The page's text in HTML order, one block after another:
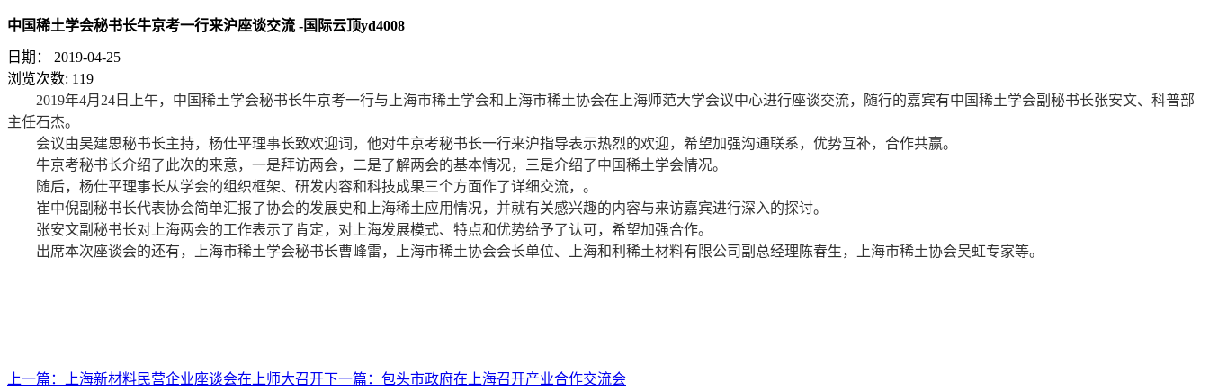
中国稀土学会秘书长牛京考一行来沪座谈交流 -国际云顶yd4008
日期：
2019-04-25
浏览次数: 119
2019年4月24日上午，中国稀土学会秘书长牛京考一行与上海市稀土学会和上海市稀土协会在上海师范大学会议中心进行座谈交流，随行的嘉宾有中国稀土学会副秘书长张安文、科普部
主任石杰。
会议由吴建思秘书长主持，杨仕平理事长致欢迎词，他对牛京考秘书长一行来沪指导表示热烈的欢迎，希望加强沟通联系，优势互补，合作共赢。
牛京考秘书长介绍了此次的来意，一是拜访两会，二是了解两会的基本情况，三是介绍了中国稀土学会情况。
随后，杨仕平理事长从学会的组织框架、研发内容和科技成果三个方面作了详细交流，。
崔中倪副秘书长代表协会简单汇报了协会的发展史和上海稀土应用情况，并就有关感兴趣的内容与来访嘉宾进行深入的探讨。
张安文副秘书长对上海两会的工作表示了肯定，对上海发展模式、特点和优势给予了认可，希望加强合作。
出席本次座谈会的还有，上海市稀土学会秘书长曹峰雷，上海市稀土协会会长单位、上海和利稀土材料有限公司副总经理陈春生，上海市稀土协会吴虹专家等。
上一篇： 上海新材料民营企业座谈会在上师大召开下一篇： 包头市政府在上海召开产业合作交流会